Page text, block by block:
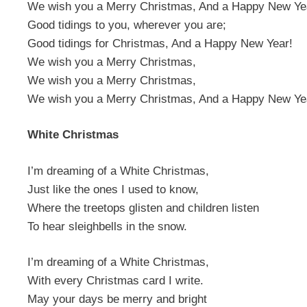
We wish you a Merry Christmas, And a Happy New
Good tidings to you, wherever you are;
Good tidings for Christmas, And a Happy New Year!
We wish you a Merry Christmas,
We wish you a Merry Christmas,
We wish you a Merry Christmas, And a Happy New
White Christmas
I’m dreaming of a White Christmas,
Just like the ones I used to know,
Where the treetops glisten and children listen
To hear sleighbells in the snow.
I’m dreaming of a White Christmas,
With every Christmas card I write.
May your days be merry and bright